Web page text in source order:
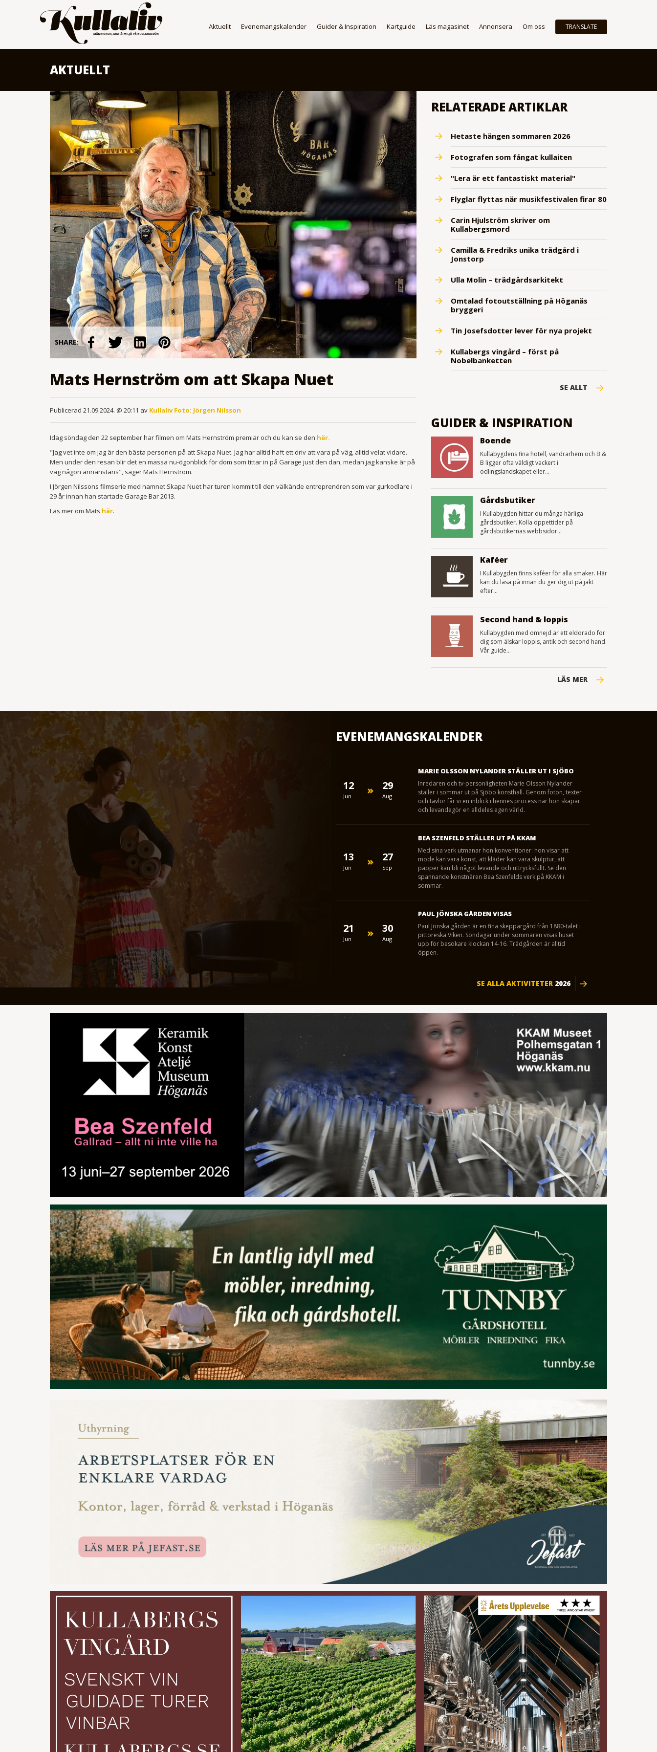
Aktuellt Evenemangskalender Guider & Inspiration Kartguide Läs magasinet Annonsera Om oss TRANSLATE
AKTUELLT
SHARE:
Mats Hernström om att Skapa Nuet
Publicerad 21.09.2024. @ 20:11 av Kullaliv Foto: Jörgen Nilsson
Idag söndag den 22 september har filmen om Mats Hernström premiär och du kan se den här.
"Jag vet inte om jag är den bästa personen på att Skapa Nuet. Jag har alltid haft ett driv att vara på väg, alltid velat vidare.
Men under den resan blir det en massa nu-ögonblick för dom som tittar in på Garage just den dan, medan jag kanske är på
väg någon annanstans", säger Mats Hernström.
I Jörgen Nilssons filmserie med namnet Skapa Nuet har turen kommit till den välkände entreprenören som var gurkodlare i
29 år innan han startade Garage Bar 2013.
Läs mer om Mats här.
RELATERADE ARTIKLAR
Hetaste hängen sommaren 2026
Fotografen som fångat kullaiten
"Lera är ett fantastiskt material"
Flyglar flyttas när musikfestivalen firar 80
Carin Hjulström skriver om
Kullabergsmord
Camilla & Fredriks unika trädgård i
Jonstorp
Ulla Molin – trädgårdsarkitekt
Omtalad fotoutställning på Höganäs
bryggeri
Tin Josefsdotter lever för nya projekt
Kullabergs vingård – först på
Nobelbanketten
SE ALLT
GUIDER & INSPIRATION
Boende
Kullabygdens fina hotell, vandrarhem och B &
B ligger ofta väldigt vackert i
odlingslandskapet eller...
Gårdsbutiker
I Kullabygden hittar du många härliga
gårdsbutiker. Kolla öppettider på
gårdsbutikernas webbsidor...
Kaféer
I Kullabygden finns kaféer för alla smaker. Här
kan du läsa på innan du ger dig ut på jakt
efter...
Second hand & loppis
Kullabygden med omnejd är ett eldorado för
dig som älskar loppis, antik och second hand.
Vår guide...
LÄS MER
EVENEMANGSKALENDER
12
Jun
29
Aug
MARIE OLSSON NYLANDER STÄLLER UT I SJÖBO
Inredaren och tv-personligheten Marie Olsson Nylander
ställer i sommar ut på Sjöbo konsthall. Genom foton, texter
och tavlor får vi en inblick i hennes process när hon skapar
och levandegör en alldeles egen värld.
13
Jun
27
Sep
BEA SZENFELD STÄLLER UT PÅ KKAM
Med sina verk utmanar hon konventioner: hon visar att
mode kan vara konst, att kläder kan vara skulptur, att
papper kan bli något levande och uttrycksfullt. Se den
spännande konstnären Bea Szenfelds verk på KKAM i
sommar.
21
Jun
30
Aug
PAUL JÖNSKA GÅRDEN VISAS
Paul Jönska gården är en fina skeppargård från 1880-talet i
pittoreska Viken. Söndagar under sommaren visas huset
upp för besökare klockan 14-16. Trädgården är alltid
öppen.
SE ALLA AKTIVITETER 2026